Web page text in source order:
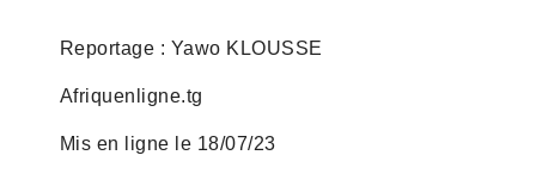
Reportage : Yawo KLOUSSE
Afriquenligne.tg
Mis en ligne le 18/07/23